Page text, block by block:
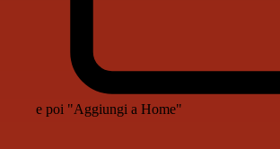
e poi "Aggiungi a Home"